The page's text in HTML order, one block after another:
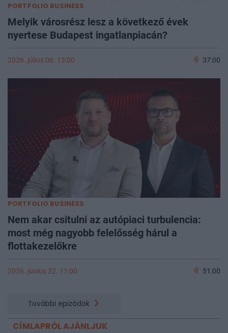
PORTFOLIO BUSINESS
Melyik városrész lesz a következő évek
nyertese Budapest ingatlanpiacán?
2026. július 06. 13:00 37:00
PORTFOLIO BUSINESS
Nem akar csitulni az autópiaci turbulencia:
most még nagyobb felelősség hárul a
flottakezelőkre
2026. június 22. 11:00 51:00
További epizódok
CÍMLAPRÓL AJÁNLJUK